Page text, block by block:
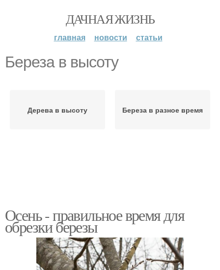
ДАЧНАЯ ЖИЗНЬ
главная новости статьи
Береза в высоту
Дерева в высоту Береза в разное время
Осень - правильное время для
обрезки березы